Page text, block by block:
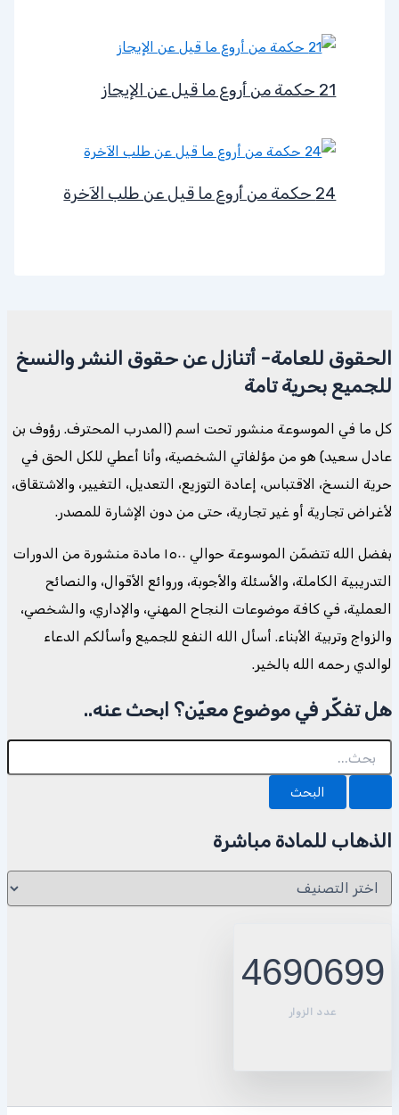
21 حكمة من أروع ما قيل عن الإيجاز
24 حكمة من أروع ما قيل عن طلب الآخرة
الحقوق للعامة- أتنازل عن حقوق النشر والنسخ
للجميع بحرية تامة
كل ما في الموسوعة منشور تحت اسم (المدرب المحترف. رؤوف بن
عادل سعيد) هو من مؤلفاتي الشخصية، وأنا أعطي للكل الحق في
حرية النسخ، الاقتباس، إعادة التوزيع، التعديل، التغيير، والاشتقاق،
لأغراض تجارية أو غير تجارية، حتى من دون الإشارة للمصدر.
بفضل الله تتضمّن الموسوعة حوالي ١٥٠٠ مادة منشورة من الدورات
التدريبية الكاملة، والأسئلة والأجوبة، وروائع الأقوال، والنصائح
العملية، في كافة موضوعات النجاح المهني، والإداري، والشخصي،
والزواج وتربية الأبناء. أسأل الله النفع للجميع وأسألكم الدعاء
لوالدي رحمه الله بالخير.
هل تفكّر في موضوع معيّن؟ ابحث عنه..
البحث
عن:
الذهاب للمادة مباشرة
الذهاب
للمادة
4690699
عدد الزوار